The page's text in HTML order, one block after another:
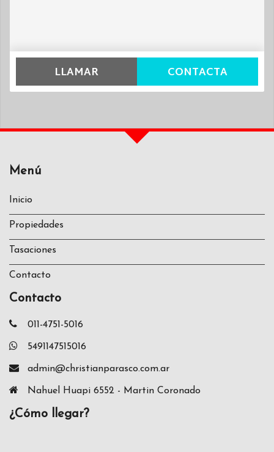
Menú
Inicio
Propiedades
Tasaciones
Contacto
Contacto
011-4751-5016
5491147515016
admin@christianparasco.com.ar
Nahuel Huapi 6552 - Martin Coronado
¿Cómo llegar?